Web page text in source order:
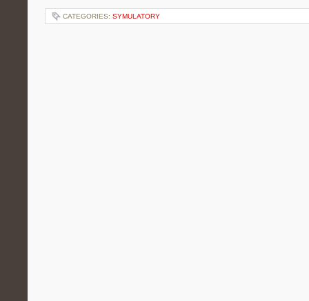
CATEGORIES: SYMULATORY